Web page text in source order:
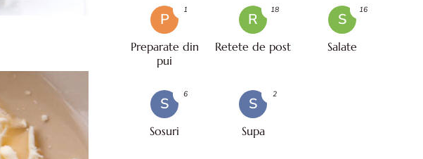
P
Preparate din
pui
1
R
Retete de post
18
S
Salate
16
S
Sosuri
6
S
Supa
2